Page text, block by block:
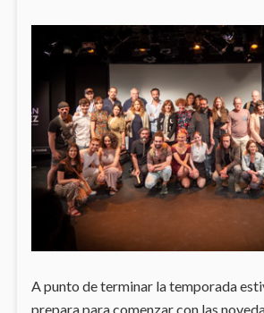
A punto de terminar la temporada
prepara para comenzar con las